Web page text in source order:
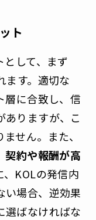
ト
して、まず
ます。適切な
層に合致し、信
ありますが、こ
せん。また、
契約や報酬が高
KOLの発信内
い場合、逆効果
選ばなければな